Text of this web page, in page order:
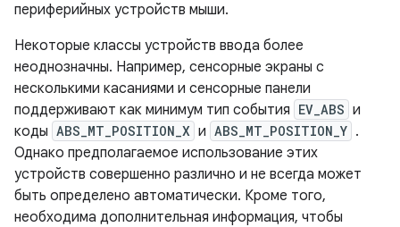
периферийных устройств мыши.
Некоторые классы устройств ввода более
неоднозначны. Например, сенсорные экраны с
несколькими касаниями и сенсорные панели
поддерживают как минимум тип события EV_ABS и
коды ABS_MT_POSITION_X и ABS_MT_POSITION_Y .
Однако предполагаемое использование этих
устройств совершенно различно и не всегда может
быть определено автоматически. Кроме того,
необходима дополнительная информация, чтобы